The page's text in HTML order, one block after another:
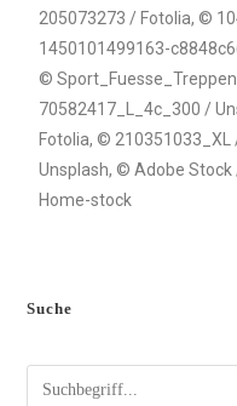
205073273 / Fotolia, ©
1450101499163-
©
70582417_L_4c_300 /
Fotolia,©
Unsplash, © Adobe
Home-stock
Suche